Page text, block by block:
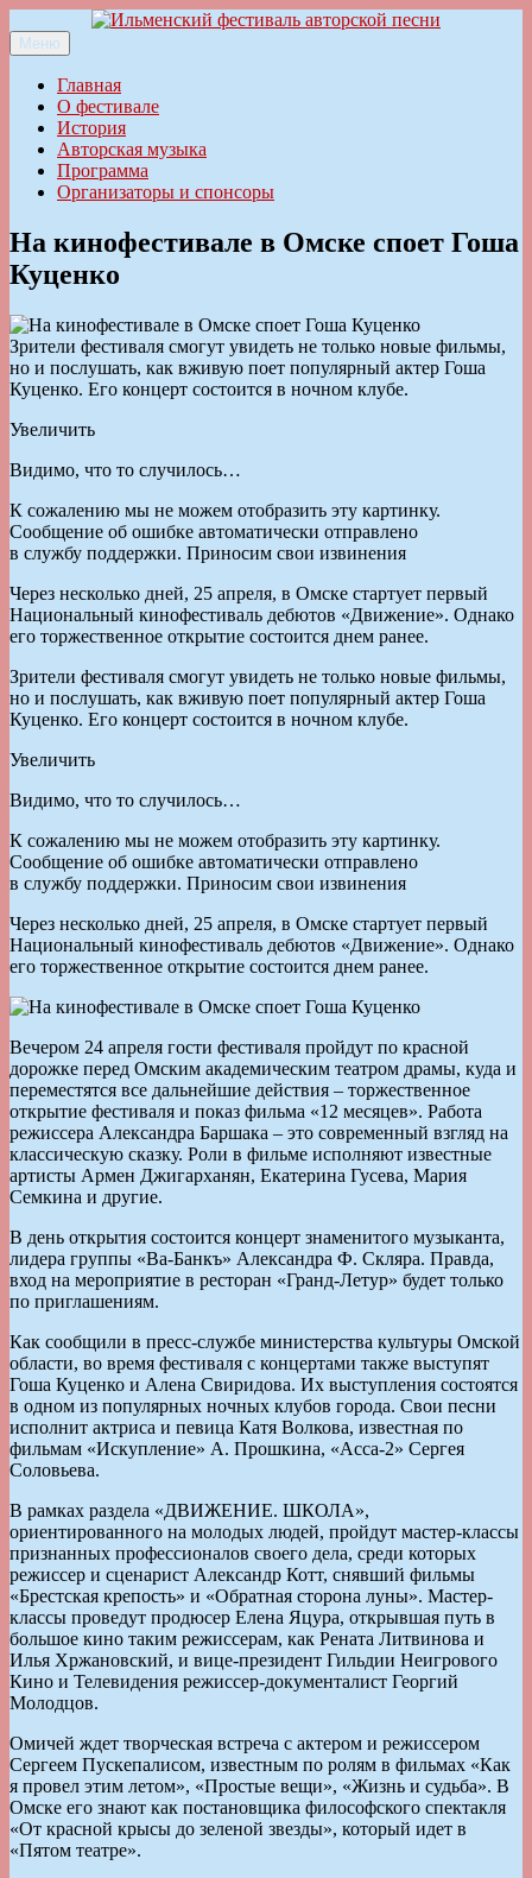
к
содержимому
Ильменский фестиваль авторской песни
Меню
Главная
О фестивале
История
Авторская музыка
Программа
Организаторы и спонсоры
На кинофестивале в Омске споет Гоша
Куценко
Зрители фестиваля смогут увидеть не только новые фильмы,
но и послушать, как вживую поет популярный актер Гоша
Куценко. Его концерт состоится в ночном клубе.
Увеличить
Видимо, что то случилось…
К сожалению мы не можем отобразить эту картинку.
Сообщение об ошибке автоматически отправлено
в службу поддержки. Приносим свои извинения
Через несколько дней, 25 апреля, в Омске стартует первый
Национальный кинофестиваль дебютов «Движение». Однако
его торжественное открытие состоится днем ранее.
Зрители фестиваля смогут увидеть не только новые фильмы,
но и послушать, как вживую поет популярный актер Гоша
Куценко. Его концерт состоится в ночном клубе.
Увеличить
Видимо, что то случилось…
К сожалению мы не можем отобразить эту картинку.
Сообщение об ошибке автоматически отправлено
в службу поддержки. Приносим свои извинения
Через несколько дней, 25 апреля, в Омске стартует первый
Национальный кинофестиваль дебютов «Движение». Однако
его торжественное открытие состоится днем ранее.
Вечером 24 апреля гости фестиваля пройдут по красной
дорожке перед Омским академическим театром драмы, куда и
переместятся все дальнейшие действия – торжественное
открытие фестиваля и показ фильма «12 месяцев». Работа
режиссера Александра Баршака – это современный взгляд на
классическую сказку. Роли в фильме исполняют известные
артисты Армен Джигарханян, Екатерина Гусева, Мария
Семкина и другие.
В день открытия состоится концерт знаменитого музыканта,
лидера группы «Ва-Банкъ» Александра Ф. Скляра. Правда,
вход на мероприятие в ресторан «Гранд-Летур» будет только
по приглашениям.
Как сообщили в пресс-службе министерства культуры Омской
области, во время фестиваля с концертами также выступят
Гоша Куценко и Алена Свиридова. Их выступления состоятся
в одном из популярных ночных клубов города. Свои песни
исполнит актриса и певица Катя Волкова, известная по
фильмам «Искупление» А. Прошкина, «Асса-2» Сергея
Соловьева.
В рамках раздела «ДВИЖЕНИЕ. ШКОЛА»,
ориентированного на молодых людей, пройдут мастер-классы
признанных профессионалов своего дела, среди которых
режиссер и сценарист Александр Котт, снявший фильмы
«Брестская крепость» и «Обратная сторона луны». Мастер-
классы проведут продюсер Елена Яцура, открывшая путь в
большое кино таким режиссерам, как Рената Литвинова и
Илья Хржановский, и вице-президент Гильдии Неигрового
Кино и Телевидения режиссер-документалист Георгий
Молодцов.
Омичей ждет творческая встреча с актером и режиссером
Сергеем Пускепалисом, известным по ролям в фильмах «Как
я провел этим летом», «Простые вещи», «Жизнь и судьба». В
Омске его знают как постановщика философского спектакля
«От красной крысы до зеленой звезды», который идет в
«Пятом театре».